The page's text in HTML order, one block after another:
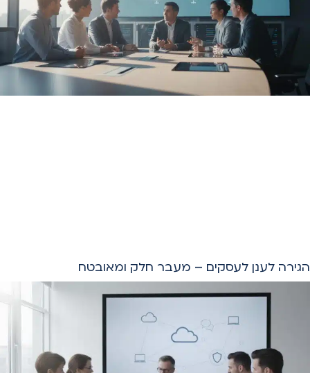
הגירה לענן לעסקים – מעבר חלק ומאובטח